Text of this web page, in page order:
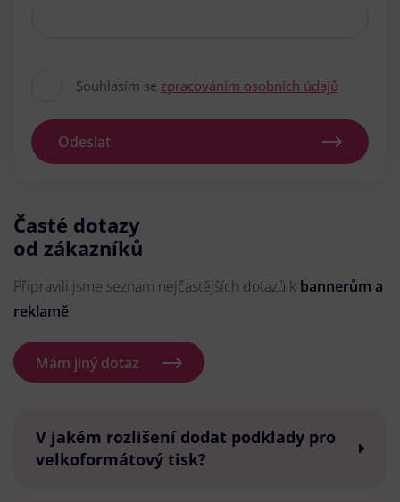
Souhlasím se zpracováním osobních údajů
Odeslat
Časté dotazy
od zákazníků
Připravili jsme seznam nejčastějších dotazů k bannerům a
reklamě.
Mám jiný dotaz
V jakém rozlišení dodat podklady pro
velkoformátový tisk?